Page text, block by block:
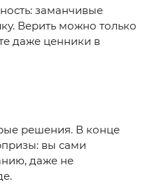
заманчивые
Верить можно только
даже ценники в
решения. В конце
вы сами
даже не